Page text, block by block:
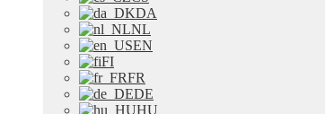
DA
NL
EN
FI
FR
DE
HU